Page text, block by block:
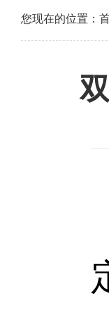
您现在的位置：